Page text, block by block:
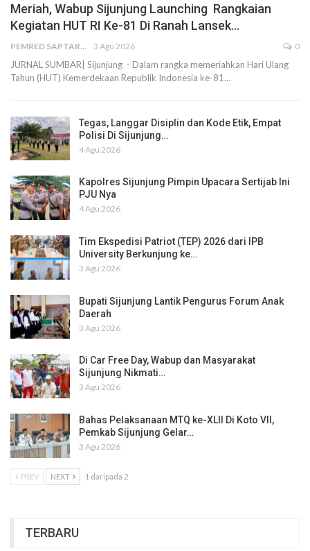
Meriah, Wabup Sijunjung Launching Rangkaian
Kegiatan HUT RI Ke-81 Di Ranah Lansek…
PEMRED SAPTARIUS 3 Agu 2026 0
JURNAL SUMBAR| Sijunjung - Dalam rangka memeriahkan Hari Ulang
Tahun (HUT) Kemerdekaan Republik Indonesia ke-81…
Tegas, Langgar Disiplin dan Kode Etik, Empat
Polisi Di Sijunjung…
4 Agu 2026
Kapolres Sijunjung Pimpin Upacara Sertijab Ini
PJU Nya
4 Agu 2026
Tim Ekspedisi Patriot (TEP) 2026 dari IPB
University Berkunjung ke…
3 Agu 2026
Bupati Sijunjung Lantik Pengurus Forum Anak
Daerah
3 Agu 2026
Di Car Free Day, Wabup dan Masyarakat
Sijunjung Nikmati…
3 Agu 2026
Bahas Pelaksanaan MTQ ke-XLII Di Koto VII,
Pemkab Sijunjung Gelar…
3 Agu 2026
PREV NEXT 1 daripada 2
TERBARU